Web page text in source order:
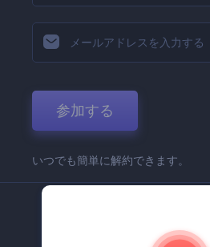
参加する
いつでも簡単に解約できます。
Renderforest 企業情